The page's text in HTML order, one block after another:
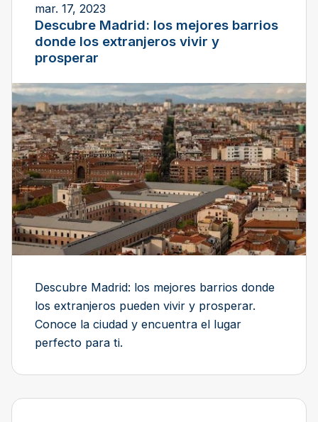
mar. 17, 2023
Descubre Madrid: los mejores barrios
donde los extranjeros vivir y
prosperar
Descubre Madrid: los mejores barrios donde
los extranjeros pueden vivir y prosperar.
Conoce la ciudad y encuentra el lugar
perfecto para ti.